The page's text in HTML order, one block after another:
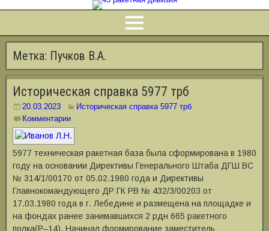
Метка: Пучков В.А.
Историческая справка 5977 трб
20.03.2023
Историческая справка 5977 трб
Комментарии
5977 техническая ракетная база была сформирована в 1980
году на основании Директивы Генерального Штаба ДГШ ВС
№ 314/1/00170 от 05.02.1980 года и Директивы
Главнокомандующего ДР ГК РВ № 432/3/00203 от
17.03.1980 года в г. Лебедине и размещена на площадке и
на фондах ранее занимавшихся 2 рдн 665 ракетного
полка(Р–14). Начинал формирование заместитель